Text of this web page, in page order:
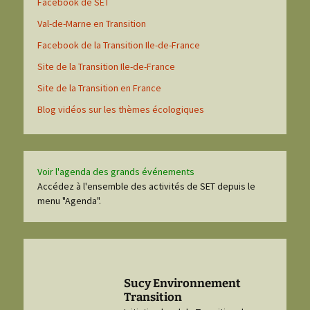
Val-de-Marne en Transition
Facebook de la Transition Ile-de-France
Site de la Transition Ile-de-France
Site de la Transition en France
Blog vidéos sur les thèmes écologiques
Voir l'agenda des grands événements
Accédez à l'ensemble des activités de SET depuis le
menu "Agenda".
Sucy Environnement
Transition